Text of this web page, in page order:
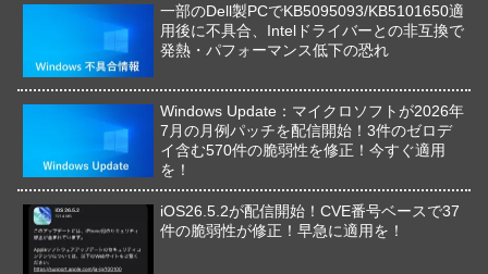
一部のDell製PCでKB5095093/KB5101650適
用後に不具合、Intelドライバーとの非互換で
発熱・パフォーマンス低下の恐れ
Windows Update：マイクロソフトが2026年
7月の月例パッチを配信開始！3件のゼロデ
イ含む570件の脆弱性を修正！今すぐ適用
を！
iOS26.5.2が配信開始！CVE番号ベースで37
件の脆弱性が修正！早急に適用を！